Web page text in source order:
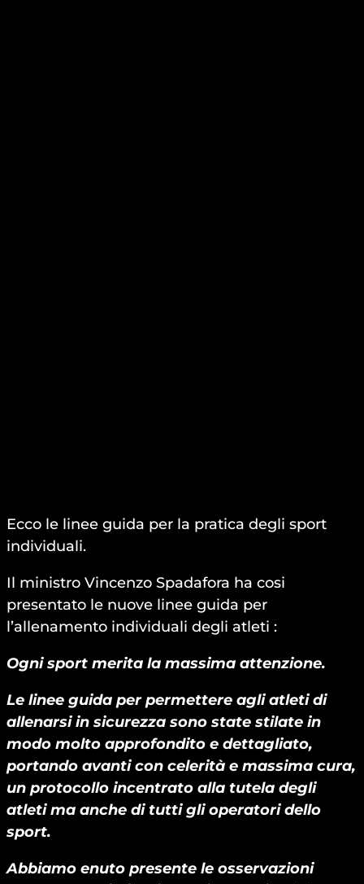
Ecco le linee guida per la pratica degli sport
individuali.
Il ministro Vincenzo Spadafora ha cosi
presentato le nuove linee guida per
l’allenamento individuali degli atleti :
Ogni sport merita la massima attenzione.
Le linee guida per permettere agli atleti di
allenarsi in sicurezza sono state stilate in
modo molto approfondito e dettagliato,
portando avanti con celerità e massima cura,
un protocollo incentrato alla tutela degli
atleti ma anche di tutti gli operatori dello
sport.
Abbiamo enuto presente le osservazioni